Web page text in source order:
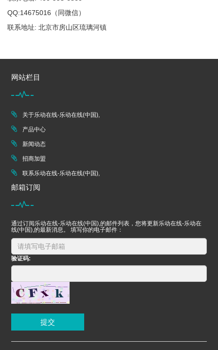
QQ:14675016（同微信）
联系地址: 北京市房山区琉璃河镇
网站栏目
关于乐动在线-乐动在线(中国),
产品中心
新闻动态
招商加盟
联系乐动在线-乐动在线(中国),
邮箱订阅
通过订阅乐动在线-乐动在线(中国),的邮件列表，您将更新乐动在线-乐动在
线(中国),的最新消息。 填写你的电子邮件：
验证码:
提交